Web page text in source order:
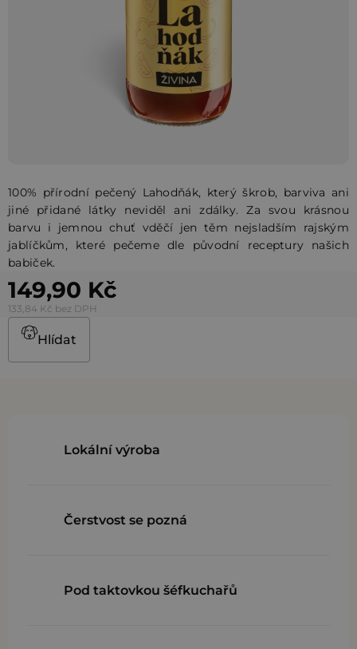
100% přírodní pečený Lahodňák, který škrob, barviva ani
jiné přidané látky neviděl ani zdálky. Za svou krásnou
barvu i jemnou chuť vděčí jen těm nejsladším rajským
jablíčkům, které pečeme dle původní receptury našich
babiček.
149,90 Kč
133,84 Kč bez DPH
Hlídat
Lokální výroba
Čerstvost se pozná
Pod taktovkou šéfkuchařů